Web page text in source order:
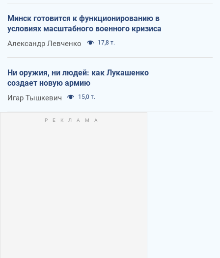
Минск готовится к функционированию в
условиях масштабного военного кризиса
Александр Левченко 17,8 т.
Ни оружия, ни людей: как Лукашенко
создает новую армию
Игар Тышкевич 15,0 т.